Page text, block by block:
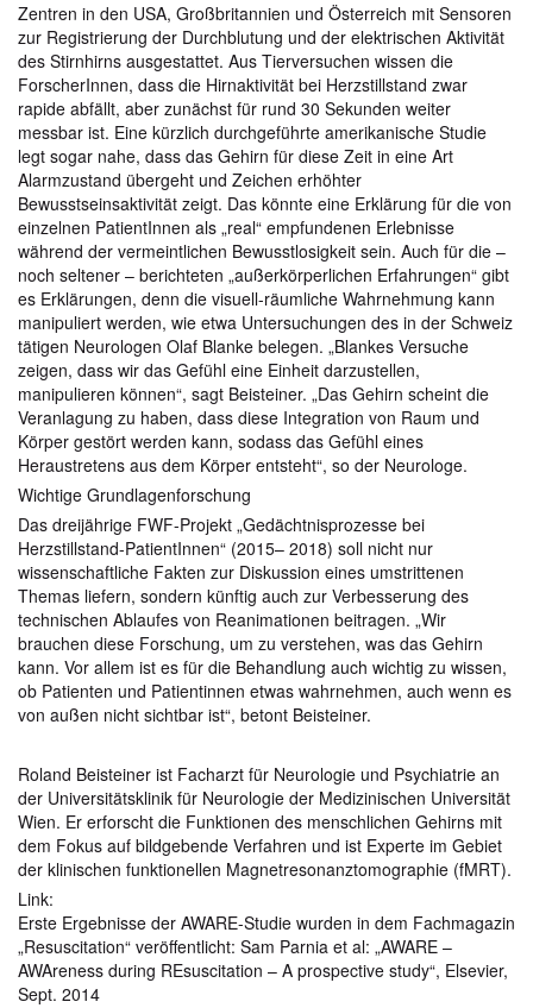
Zentren in den USA, Großbritannien und Österreich mit Sensoren
zur Registrierung der Durchblutung und der elektrischen Aktivität
des Stirnhirns ausgestattet. Aus Tierversuchen wissen die
ForscherInnen, dass die Hirnaktivität bei Herzstillstand zwar
rapide abfällt, aber zunächst für rund 30 Sekunden weiter
messbar ist. Eine kürzlich durchgeführte amerikanische Studie
legt sogar nahe, dass das Gehirn für diese Zeit in eine Art
Alarmzustand übergeht und Zeichen erhöhter
Bewusstseinsaktivität zeigt. Das könnte eine Erklärung für die von
einzelnen PatientInnen als „real“ empfundenen Erlebnisse
während der vermeintlichen Bewusstlosigkeit sein. Auch für die –
noch seltener – berichteten „außerkörperlichen Erfahrungen“ gibt
es Erklärungen, denn die visuell-räumliche Wahrnehmung kann
manipuliert werden, wie etwa Untersuchungen des in der Schweiz
tätigen Neurologen Olaf Blanke belegen. „Blankes Versuche
zeigen, dass wir das Gefühl eine Einheit darzustellen,
manipulieren können“, sagt Beisteiner. „Das Gehirn scheint die
Veranlagung zu haben, dass diese Integration von Raum und
Körper gestört werden kann, sodass das Gefühl eines
Heraustretens aus dem Körper entsteht“, so der Neurologe.
Wichtige Grundlagenforschung
Das dreijährige FWF-Projekt „Gedächtnisprozesse bei
Herzstillstand-PatientInnen“ (2015– 2018) soll nicht nur
wissenschaftliche Fakten zur Diskussion eines umstrittenen
Themas liefern, sondern künftig auch zur Verbesserung des
technischen Ablaufes von Reanimationen beitragen. „Wir
brauchen diese Forschung, um zu verstehen, was das Gehirn
kann. Vor allem ist es für die Behandlung auch wichtig zu wissen,
ob Patienten und Patientinnen etwas wahrnehmen, auch wenn es
von außen nicht sichtbar ist“, betont Beisteiner.
Roland Beisteiner ist Facharzt für Neurologie und Psychiatrie an
der Universitätsklinik für Neurologie der Medizinischen Universität
Wien. Er erforscht die Funktionen des menschlichen Gehirns mit
dem Fokus auf bildgebende Verfahren und ist Experte im Gebiet
der klinischen funktionellen Magnetresonanztomographie (fMRT).
Link:
Erste Ergebnisse der AWARE-Studie wurden in dem Fachmagazin
„Resuscitation“ veröffentlicht: Sam Parnia et al: „AWARE –
AWAreness during REsuscitation – A prospective study“, Elsevier,
Sept. 2014